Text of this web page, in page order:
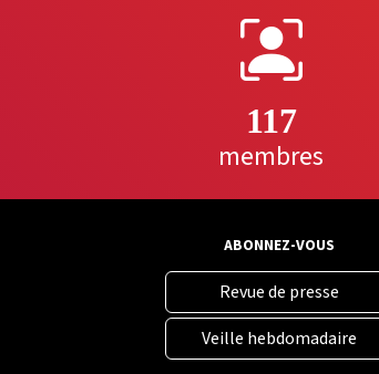
117
membres
ABONNEZ-VOUS
Revue de presse
Veille hebdomadaire